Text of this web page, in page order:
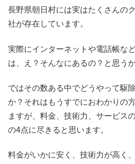
長野県朝日村には実はたくさんの
社が存在しています。
実際にインターネットや電話帳な
は、え？そんなにあるの？と思う
ではその数ある中でどうやって駆
か？それはもうすでにおわかりの
ますが、料金、技術力、サービス
の4点に尽きると思います。
料金がいかに安く、技術力が高く